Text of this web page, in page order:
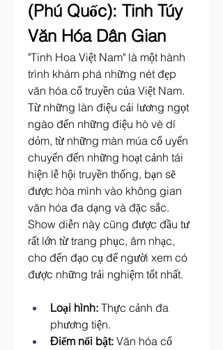
(Phú Quốc): Tinh Túy
Văn Hóa Dân Gian
"Tinh Hoa Việt Nam" là một hành
trình khám phá những nét đẹp
văn hóa cổ truyền của Việt Nam.
Từ những làn điệu cải lương ngọt
ngào đến những điệu hò vè dí
dỏm, từ những màn múa cổ uyển
chuyển đến những hoạt cảnh tái
hiện lễ hội truyền thống, bạn sẽ
được hòa mình vào không gian
văn hóa đa dạng và đặc sắc.
Show diễn này cũng được đầu tư
rất lớn từ trang phục, âm nhạc,
cho đến đạo cụ để người xem có
được những trải nghiệm tốt nhất.
Loại hình: Thực cảnh đa
phương tiện.
Điểm nổi bật: Văn hóa cổ